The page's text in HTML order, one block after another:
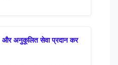
अनुकूलित सेवा प्रदान कर